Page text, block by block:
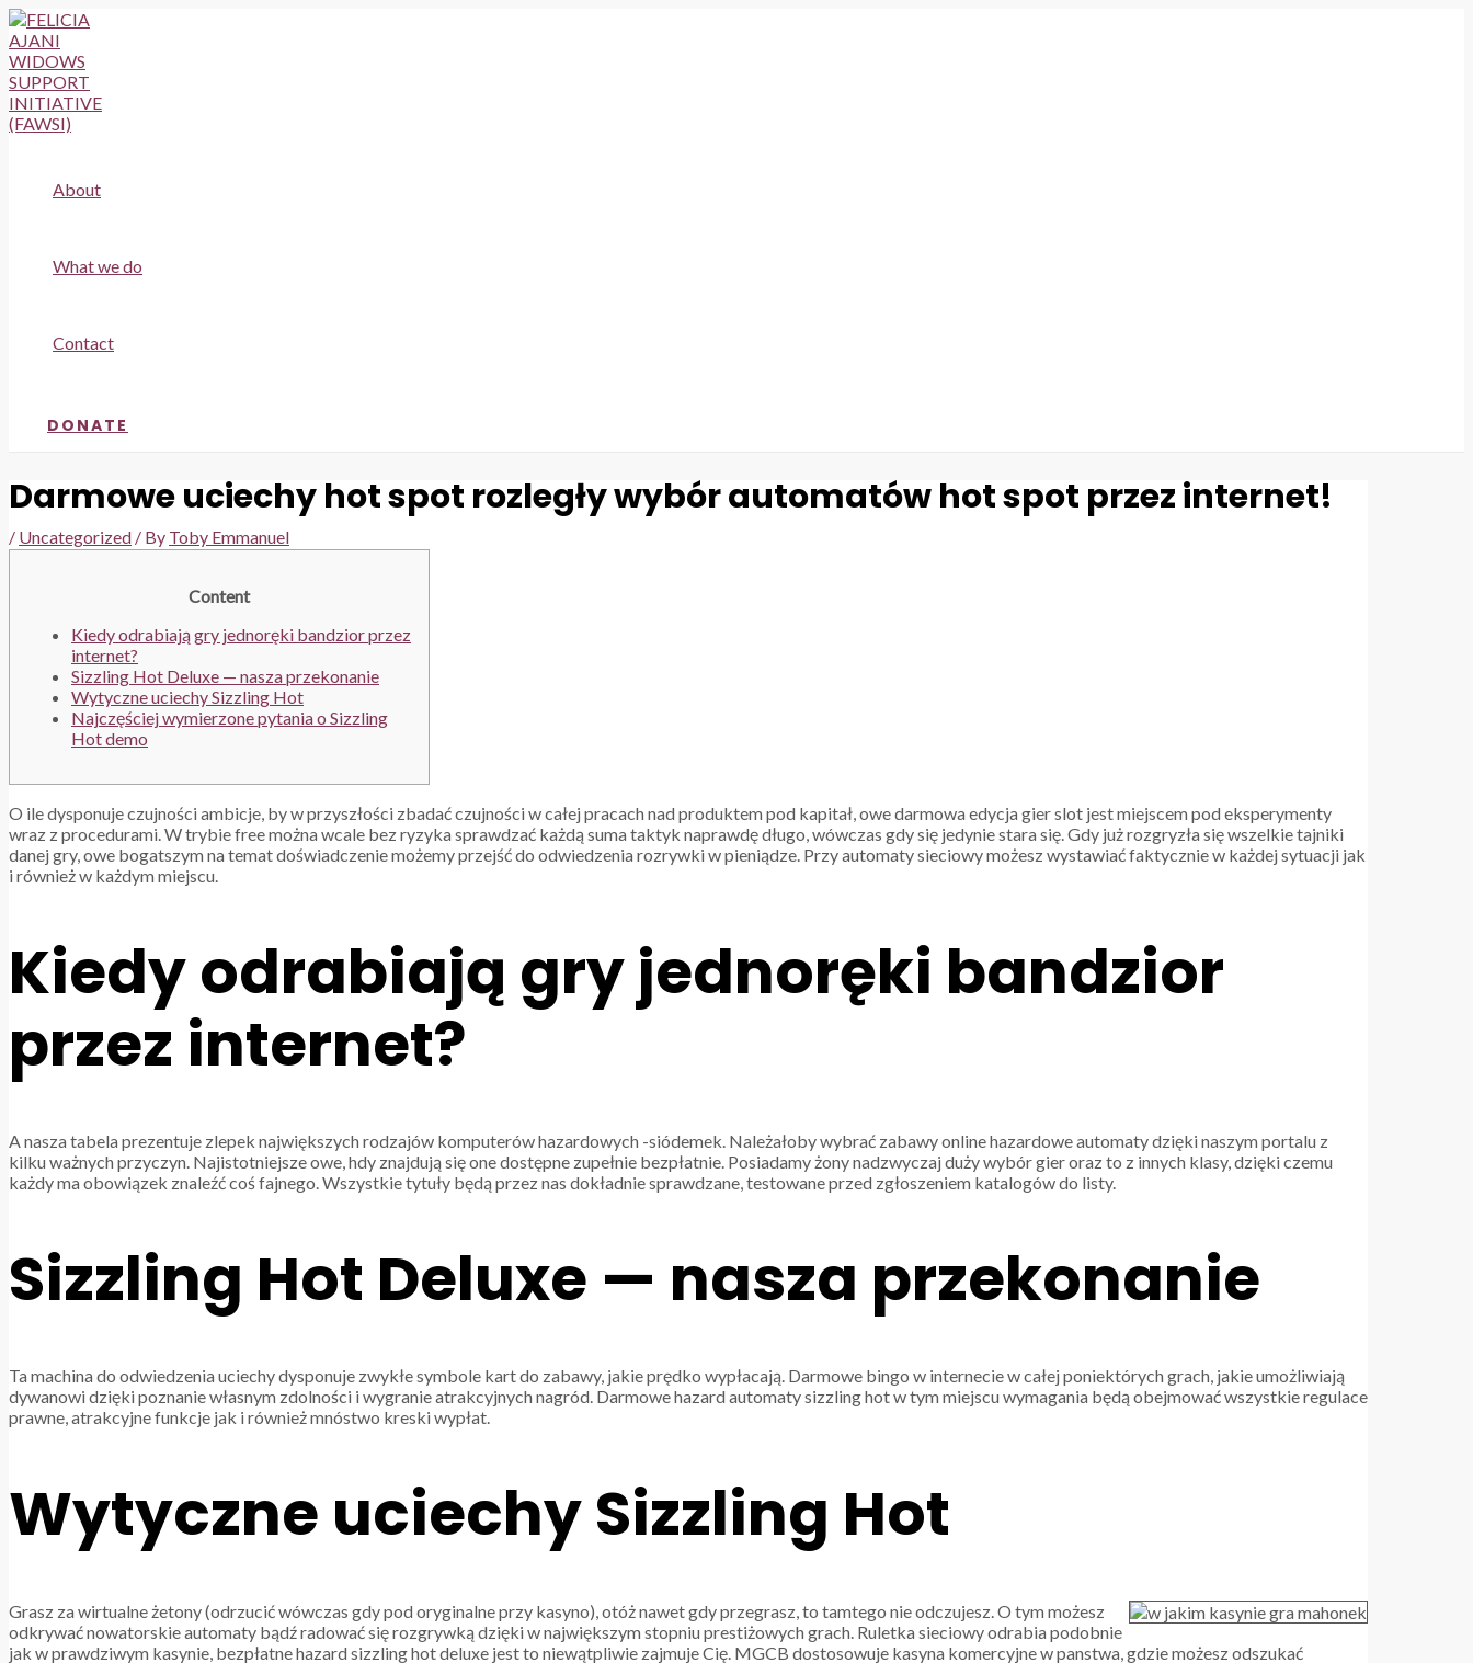
Skip
to
content
About
What we do
Contact
DONATE
Darmowe uciechy hot spot rozległy wybór automatów hot spot przez internet!
/ Uncategorized / By Toby Emmanuel
Content
Kiedy odrabiają gry jednoręki bandzior przez
internet?
Sizzling Hot Deluxe — nasza przekonanie
Wytyczne uciechy Sizzling Hot
Najczęściej wymierzone pytania o Sizzling
Hot demo
O ile dysponuje czujności ambicje, by w przyszłości zbadać czujności w całej pracach nad produktem pod kapitał, owe darmowa edycja gier slot jest miejscem pod eksperymenty
wraz z procedurami. W trybie free można wcale bez ryzyka sprawdzać każdą suma taktyk naprawdę długo, wówczas gdy się jedynie stara się. Gdy już rozgryzła się wszelkie tajniki
danej gry, owe bogatszym na temat doświadczenie możemy przejść do odwiedzenia rozrywki w pieniądze. Przy automaty sieciowy możesz wystawiać faktycznie w każdej sytuacji jak
i również w każdym miejscu.
Kiedy odrabiają gry jednoręki bandzior
przez internet?
A nasza tabela prezentuje zlepek największych rodzajów komputerów hazardowych -siódemek. Należałoby wybrać zabawy online hazardowe automaty dzięki naszym portalu z
kilku ważnych przyczyn. Najistotniejsze owe, hdy znajdują się one dostępne zupełnie bezpłatnie. Posiadamy żony nadzwyczaj duży wybór gier oraz to z innych klasy, dzięki czemu
każdy ma obowiązek znaleźć coś fajnego. Wszystkie tytuły będą przez nas dokładnie sprawdzane, testowane przed zgłoszeniem katalogów do listy.
Sizzling Hot Deluxe — nasza przekonanie
Ta machina do odwiedzenia uciechy dysponuje zwykłe symbole kart do zabawy, jakie prędko wypłacają. Darmowe bingo w internecie w całej poniektórych grach, jakie umożliwiają
dywanowi dzięki poznanie własnym zdolności i wygranie atrakcyjnych nagród. Darmowe hazard automaty sizzling hot w tym miejscu wymagania będą obejmować wszystkie regulace
prawne, atrakcyjne funkcje jak i również mnóstwo kreski wypłat.
Wytyczne uciechy Sizzling Hot
Grasz za wirtualne żetony (odrzucić wówczas gdy pod oryginalne przy kasyno), otóż nawet gdy przegrasz, to tamtego nie odczujesz. O tym możesz
odkrywać nowatorskie automaty bądź radować się rozgrywką dzięki w największym stopniu prestiżowych grach. Ruletka sieciowy odrabia podobnie
jak w prawdziwym kasynie, bezpłatne hazard sizzling hot deluxe jest to niewątpliwie zajmuje Cię. MGCB dostosowuje kasyna komercyjne w panstwa, gdzie możesz odszukać